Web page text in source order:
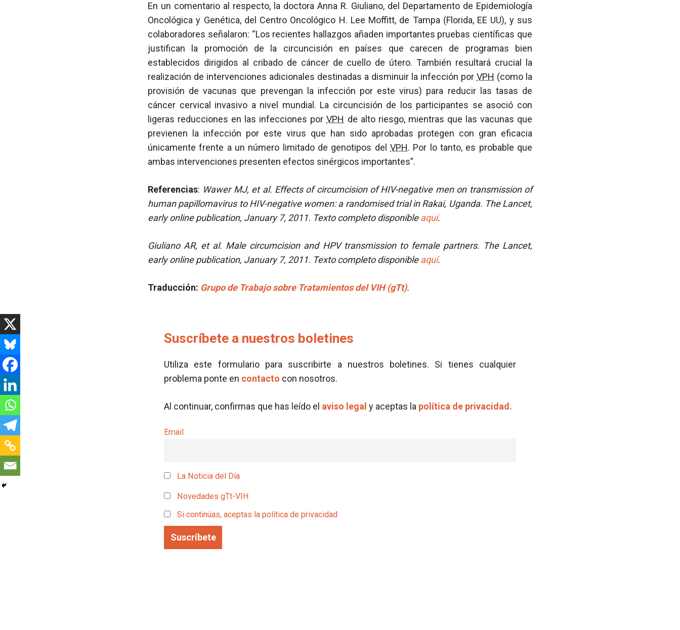
En un comentario al respecto, la doctora Anna R. Giuliano, del Departamento de Epidemiología
Oncológica y Genética, del Centro Oncológico H. Lee Moffitt, de Tampa (Florida, EE UU), y sus
colaboradores señalaron: “Los recientes hallazgos añaden importantes pruebas científicas que
justifican la promoción de la circuncisión en países que carecen de programas bien
establecidos dirigidos al cribado de cáncer de cuello de útero. También resultará crucial la
realización de intervenciones adicionales destinadas a disminuir la infección por VPH (como la
provisión de vacunas que prevengan la infección por este virus) para reducir las tasas de
cáncer cervical invasivo a nivel mundial. La circuncisión de los participantes se asoció con
ligeras reducciones en las infecciones porVPH de alto riesgo, mientras que las vacunas que
previenen la infección por este virus que han sido aprobadas protegen con gran eficacia
únicamente frente a un número limitado de genotipos del VPH. Por lo tanto, es probable que
ambas intervenciones presenten efectos sinérgicos importantes”.
Referencias: Wawer MJ, et al. Effects of circumcision of HIV-negative men on transmission of
human papillomavirus to HIV-negative women: a randomised trial in Rakai, Uganda. The Lancet,
early online publication, January 7, 2011. Texto completo disponibleaquí.
GiulianoAR, et al. Male circumcision and HPV transmission to female partners. The Lancet,
early online publication, January 7, 2011. Texto completo disponibleaquí.
Traducción: Grupo de Trabajo sobre Tratamientos del VIH (gTt).
Suscríbete a nuestros boletines
Utiliza este formulario para suscribirte a nuestros boletines. Si tienes cualquier
problema ponte en contacto con nosotros.
Al continuar, confirmas que has leído el aviso legal y aceptas la política de privacidad.
Email
La Noticia del Día
Novedades gTt-VIH
Si continúas, aceptas la política de privacidad